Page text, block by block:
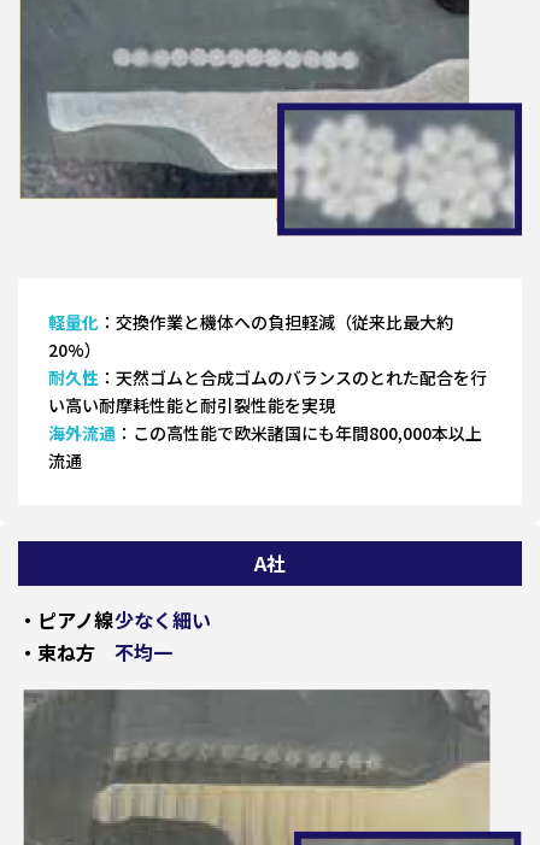
軽量化 ：交換作業と機体への負担軽減（従来比最大約
20%）
耐久性 ：天然ゴムと合成ゴムのバランスのとれた配合を行
い高い耐摩耗性能と耐引裂性能を実現
海外流通 ：この高性能で欧米諸国にも年間800,000本以上
流通
A社
・ピアノ線少なく細い
・束ね方
不均一